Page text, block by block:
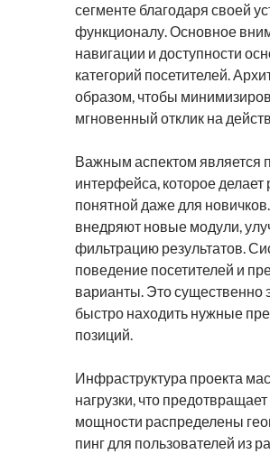
сегменте благодаря своей
функционалу. Основное
навигации и доступности
категорий посетителей.
образом, чтобы
мгновенный отклик на
Важным аспектом является
интерфейса, которое делает
понятной даже для
внедряют новые модули,
фильтрацию результатов.
поведение посетителей и
варианты. Это существенно
быстро находить нужные
позиций.
Инфраструктура проекта
нагрузки, что
мощности распределены
пинг для пользователей из